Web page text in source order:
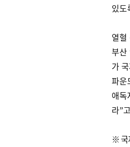
있도
열혈
부산
가
파운
애독
라”
※국